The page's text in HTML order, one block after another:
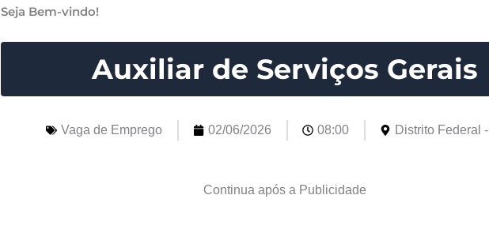
Seja Bem-vindo!
Auxiliar de Serviços Gerais
Vaga de Emprego 02/06/2026 08:00 Distrito Federal
Continua após a Publicidade